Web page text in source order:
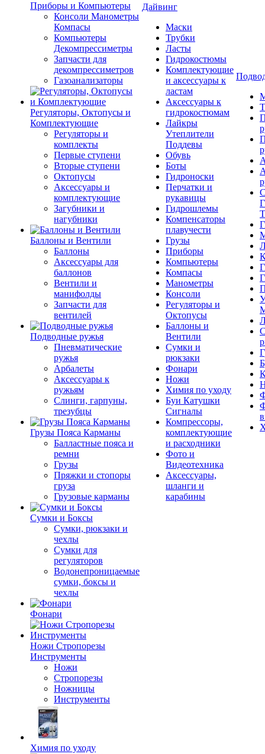
Приборы и Компьютеры
Консоли Манометры
Компасы
Компьютеры
Декомпрессиметры
Запчасти для
декомпрессиметров
Газоанализаторы
Регуляторы, Октопусы и
Комплектующие
Регуляторы и
комплекты
Первые ступени
Вторые ступени
Октопусы
Аксессуары и
комплектующие
Загубники и
нагубники
Баллоны и Вентили
Баллоны
Аксессуары для
баллонов
Вентили и
манифолды
Запчасти для
вентилей
Подводные ружья
Пневматические
ружья
Арбалеты
Аксессуары к
ружьям
Слинги, гарпуны,
трезубцы
Грузы Пояса Карманы
Балластные пояса и
ремни
Грузы
Пряжки и стопоры
груза
Грузовые карманы
Сумки и Боксы
Сумки, рюкзаки и
чехлы
Сумки для
регуляторов
Водонепроницаемые
сумки, боксы и
чехлы
Фонари
Ножи Стропорезы
Инструменты
Ножи
Стропорезы
Ножницы
Инструменты
Химия по уходу
Дайвинг
Маски
Трубки
Ласты
Гидрокостюмы
Комплектующие
и аксессуары к
ластам
Аксессуары к
гидрокостюмам
Лайкры
Утеплители
Поддевы
Обувь
Боты
Гидроноски
Перчатки и
рукавицы
Гидрошлемы
Компенсаторы
плавучести
Грузы
Приборы
Компьютеры
Компасы
Манометры
Консоли
Регуляторы и
Октопусы
Баллоны и
Вентили
Сумки и
рюкзаки
Фонари
Ножи
Химия по уходу
Буи Катушки
Сигналы
Компрессоры,
комплектующие
и расходники
Фото и
Видеотехника
Аксессуары,
шланги и
карабины